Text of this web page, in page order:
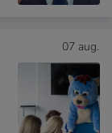
07 aug.